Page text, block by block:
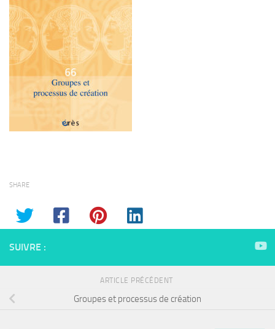
SHARE
SUIVRE :
ARTICLE PRÉCÉDENT
Groupes et processus de création